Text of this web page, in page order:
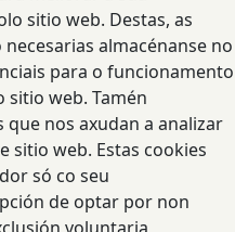
sitio web. Destas, as
almacénanse no
para o funcionamento
sitio web. Tamén
nos axudan a analizar
sitio web. Estas cookies
só co seu
de optar por non
voluntaria